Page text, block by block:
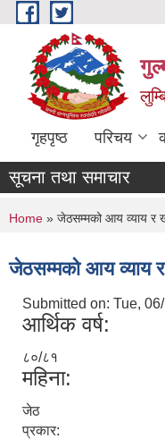
Skip to main content
गृहपृष्ठ परिचय
सूचना तथा समाचार
You are here
Home » जेठसम्मको आय व्याय र
जेठसम्मको आय व्याय र
Submitted on: Tue,
आर्थिक वर्ष:
८०/८१
महिना:
जेठ
प्रकार: